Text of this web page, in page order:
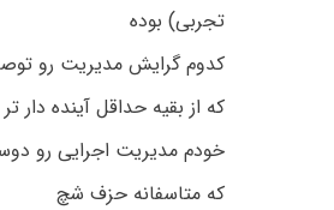
تجربی) بوده
کدوم گرایش مدیریت رو
که از بقیه حداقل آینده دار
خودم مدیریت اجرایی رو
که متاسفانه حزف شچ